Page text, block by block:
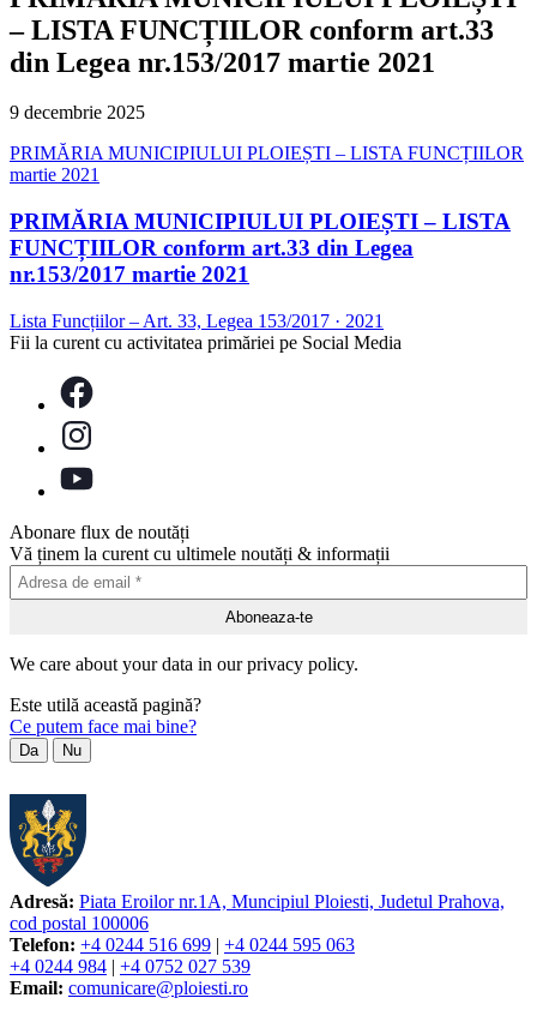
– LISTA FUNCȚIILOR conform art.33
din Legea nr.153/2017 martie 2021
9 decembrie 2025
PRIMĂRIA MUNICIPIULUI PLOIEȘTI – LISTA FUNCȚIILOR
martie 2021
PRIMĂRIA MUNICIPIULUI PLOIEȘTI – LISTA
FUNCȚIILOR conform art.33 din Legea
nr.153/2017 martie 2021
Lista Funcțiilor – Art. 33, Legea 153/2017 · 2021
Fii la curent cu activitatea primăriei pe Social Media
Abonare flux de noutăți
Vă ținem la curent cu ultimele noutăți & informații
We care about your data in our privacy policy.
Este utilă această pagină?
Ce putem face mai bine?
Da Nu
Adresă: Piata Eroilor nr.1A, Muncipiul Ploiesti, Judetul Prahova,
cod postal 100006
Telefon: +4 0244 516 699 | +4 0244 595 063
+4 0244 984 | +4 0752 027 539
Email: comunicare@ploiesti.ro